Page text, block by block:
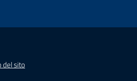
del sito